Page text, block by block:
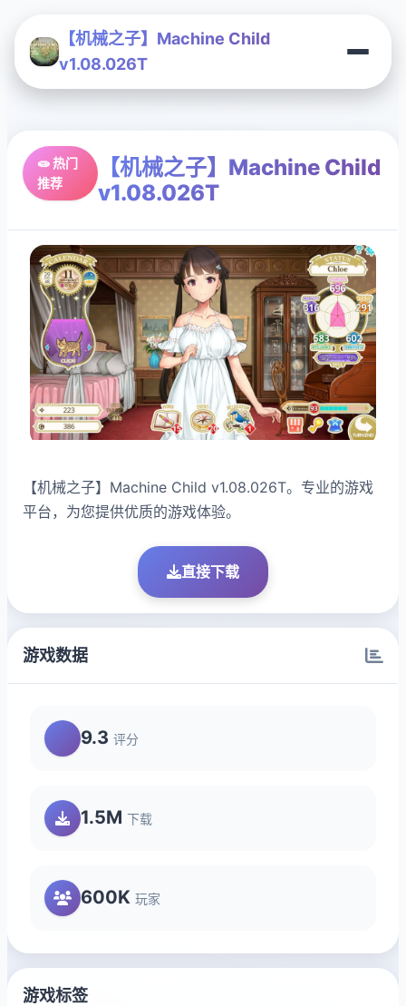
【机械之子】Machine Child
v1.08.026T
🧫 热门
推荐
【机械之子】Machine Child
v1.08.026T
【机械之子】Machine Child v1.08.026T。专业的游戏
平台，为您提供优质的游戏体验。
直接下载
游戏数据
9.3 评分
1.5M 下载
600K 玩家
游戏标签